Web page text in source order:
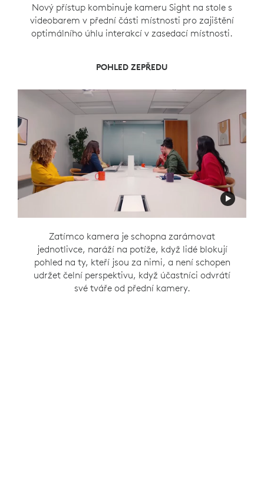
POHLED ZEPŘEDU
Zatímco kamera je schopna zarámovat
jednotlivce, naráží na potíže, když lidé blokují
pohled na ty, kteří jsou za nimi, a není schopen
udržet čelní perspektivu, když účastníci odvrátí
své tváře od přední kamery.
POHLED NA STŘED
Zatímco kamera je schopna zachytit účastníky
místnosti, kteří spolu mluví kolem stolu, není
schopen udržet čelní perspektivu, když účastníci
otočí své tváře zpět do přední části místnosti.
POHLED ZEPŘEDU A NA STŘED
S Rally Bar na přední straně místnosti a Sight
uprostřed stolu udržujete konzistentní pohled
na osobní interakce, jak konverzace plyne, s
RightSight 2 Smart Switching.
Nový přístup kombinuje kameru Sight na stole s
videobarem v přední části místnosti pro zajištění
optimálního úhlu interakcí v zasedací místnosti.